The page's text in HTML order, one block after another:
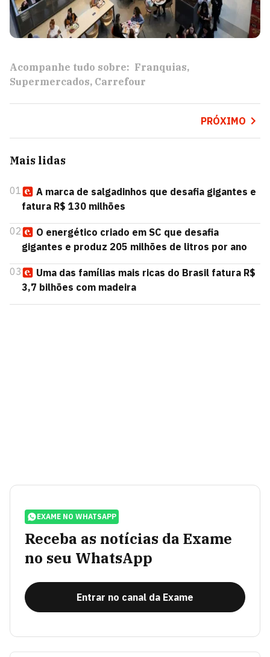
Acompanhe tudo sobre: Franquias
Supermercados Carrefour
PRÓXIMO
Mais lidas
01
A marca de salgadinhos que desafia gigantes e
fatura R$ 130 milhões
02
O energético criado em SC que desafia
gigantes e produz 205 milhões de litros por ano
03
Uma das famílias mais ricas do Brasil fatura R$
3,7 bilhões com madeira
EXAME NO WHATSAPP
Receba as notícias da Exame
no seu WhatsApp
Entrar no canal da Exame